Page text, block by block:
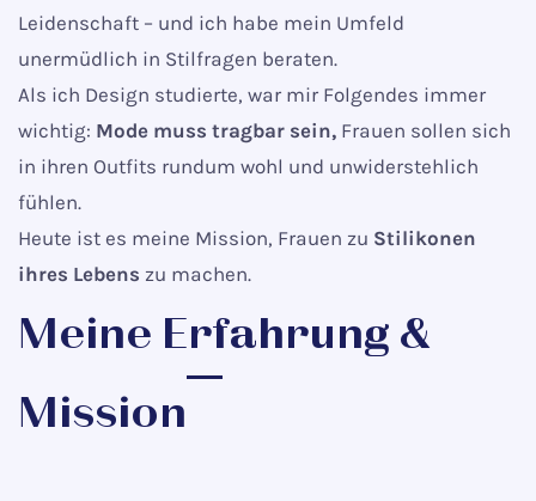
Leidenschaft – und ich habe mein Umfeld
unermüdlich in Stilfragen beraten.
Als ich Design studierte, war mir Folgendes immer
wichtig: Mode muss tragbar sein, Frauen sollen sich
in ihren Outfits rundum wohl und unwiderstehlich
fühlen.
Heute ist es meine Mission, Frauen zu Stilikonen
ihres Lebens zu machen.
Meine Erfahrung &
Mission